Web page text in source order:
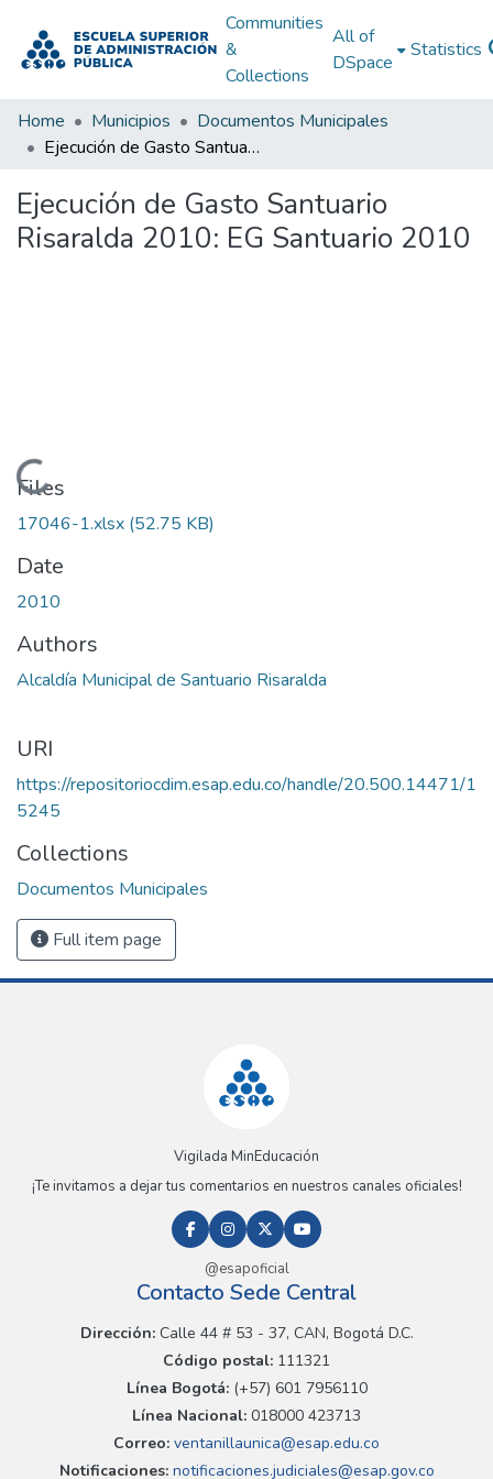
Communities
&
Collections
All of
DSpace
Statistics
Home Municipios
Documentos Municipales
Ejecución de Gasto Santuario Risaralda 2010: EG Santuario 2010
Ejecución de Gasto Santuario
Risaralda 2010: EG Santuario 2010
Loading...
Files
17046-1.xlsx (52.75 KB)
Date
2010
Authors
Alcaldía Municipal de Santuario Risaralda
URI
https://repositoriocdim.esap.edu.co/handle/20.500.14471/1
5245
Collections
Documentos Municipales
Full item page
Vigilada MinEducación
¡Te invitamos a dejar tus comentarios en nuestros canales oficiales!
@esapoficial
Contacto Sede Central
Dirección:Calle 44 # 53 - 37, CAN, Bogotá D.C.
Código postal: 111321
Línea Bogotá:(+57) 601 7956110
Línea Nacional: 018000 423713
Correo: ventanillaunica@esap.edu.co
Notificaciones:notificaciones.judiciales@esap.gov.co